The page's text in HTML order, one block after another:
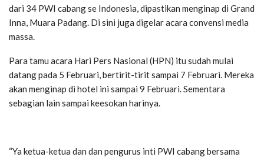
dari 34 PWI cabang se Indonesia, dipastikan menginap di Grand
Inna, Muara Padang. Di sini juga digelar acara convensi media
massa.
Para tamu acara Hari Pers Nasional (HPN) itu sudah mulai
datang pada 5 Februari, bertirit-tirit sampai 7 Februari. Mereka
akan menginap di hotel ini sampai 9 Februari. Sementara
sebagian lain sampai keesokan harinya.
“Ya ketua-ketua dan dan pengurus inti PWI cabang bersama